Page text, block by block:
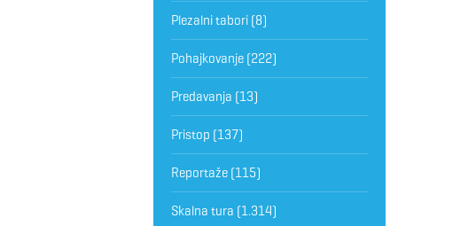
Plezalni tabori(8)
Pohajkovanje(222)
Predavanja (13)
Pristop (137)
Reportaže(115)
Skalna tura (1.314)